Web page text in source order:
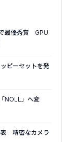
最優秀賞 GPU
ピーセットを発
NOLL」へ変
表 精密なカメラ